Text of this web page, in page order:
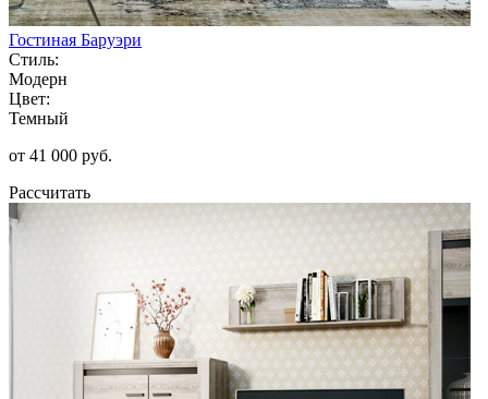
Гостиная Баруэри
Стиль:
Модерн
Цвет:
Темный
от 41 000 руб.
Рассчитать